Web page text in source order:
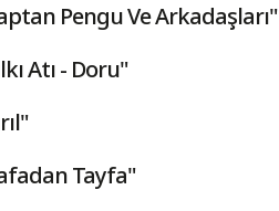
Pengu Ve Arkadaşları"
Atı - Doru"
Tayfa"